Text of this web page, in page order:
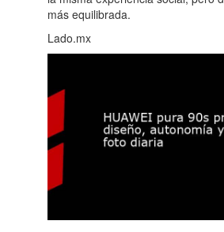
más equilibrada.
Lado.mx